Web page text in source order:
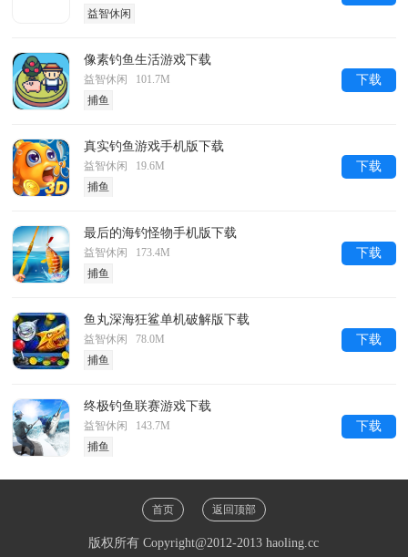
益智休闲
像素钓鱼生活游戏下载
益智休闲 101.7M
捕鱼
下载
真实钓鱼游戏手机版下载
益智休闲 19.6M
捕鱼
下载
最后的海钓怪物手机版下载
益智休闲 173.4M
捕鱼
下载
鱼丸深海狂鲨单机破解版下载
益智休闲 78.0M
捕鱼
下载
终极钓鱼联赛游戏下载
益智休闲 143.7M
捕鱼
下载
首页 返回顶部
版权所有 Copyright@2012-2013 haoling.cc